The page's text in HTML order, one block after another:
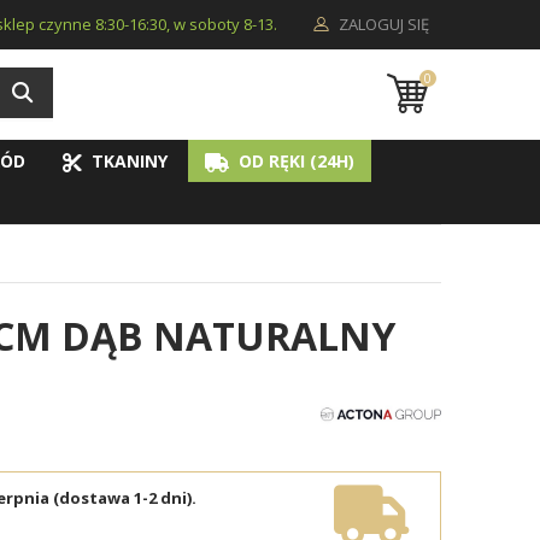
ZALOGUJ SIĘ
czynne 8:30-16:30, w soboty 8-13.
0
TKANINY
OD RĘKI (24H)
DĄB NATURALNY
(dostawa 1-2 dni).